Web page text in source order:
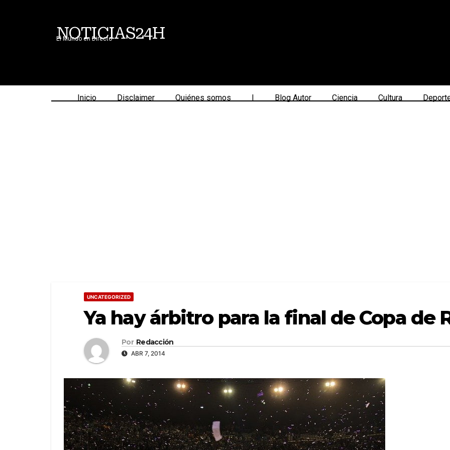
NOTICIAS24H
El Mundo en Directo
Inicio Disclaimer Quiénes somos | Blog Autor Ciencia Cultura
UNCATEGORIZED
Ya hay árbitro para la final de Copa de
Por Redacción
ABR 7, 2014